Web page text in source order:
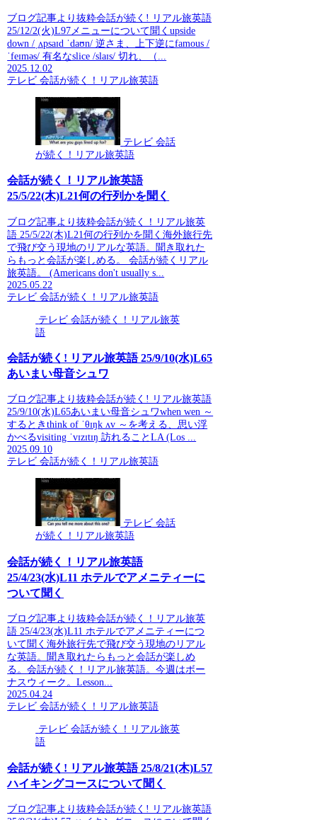
ブログ記事より抜粋会話が続く! リアル旅英語
25/12/2(火)L97メニューについて聞くupside
down /ˌʌpsaɪd ˈdaʊn/ 逆さま、上下逆にfamous /
ˈfeɪməs/ 有名なslice /slaɪs/ 切れ、（...
2025.12.02
テレビ 会話が続く！リアル旅英語
テレビ 会話
が続く！リアル旅英語
会話が続く！リアル旅英語
25/5/22(木)L21何の行列かを聞く
ブログ記事より抜粋会話が続く！リアル旅英
語 25/5/22(木)L21何の行列かを聞く海外旅行先
で飛び交う現地のリアルな英語。聞き取れた
らもっと会話が楽しめる。 会話が続くリアル
旅英語。 (Americans don't usually s...
2025.05.22
テレビ 会話が続く！リアル旅英語
テレビ 会話が続く！リアル旅英
語
会話が続く! リアル旅英語 25/9/10(水)L65
あいまい母音シュワ
ブログ記事より抜粋会話が続く! リアル旅英語
25/9/10(水)L65あいまい母音シュワwhen wen ～
するときthink of ˈθɪŋk ʌv ～を考える、思い浮
かべるvisiting ˈvɪzɪtɪŋ 訪れることLA (Los ...
2025.09.10
テレビ 会話が続く！リアル旅英語
テレビ 会話
が続く！リアル旅英語
会話が続く！リアル旅英語
25/4/23(水)L11 ホテルでアメニティーに
ついて聞く
ブログ記事より抜粋会話が続く！リアル旅英
語 25/4/23(水)L11 ホテルでアメニティーにつ
いて聞く海外旅行先で飛び交う現地のリアル
な英語。聞き取れたらもっと会話が楽しめ
る。会話が続く！リアル旅英語。今週はボー
ナスウィーク。Lesson...
2025.04.24
テレビ 会話が続く！リアル旅英語
テレビ 会話が続く！リアル旅英
語
会話が続く! リアル旅英語 25/8/21(木)L57
ハイキングコースについて聞く
ブログ記事より抜粋会話が続く! リアル旅英語